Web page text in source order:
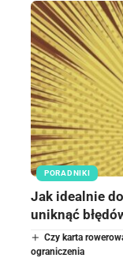
PORADNIKI
Jak idealnie
uniknąć
Czy karta
ograniczenia